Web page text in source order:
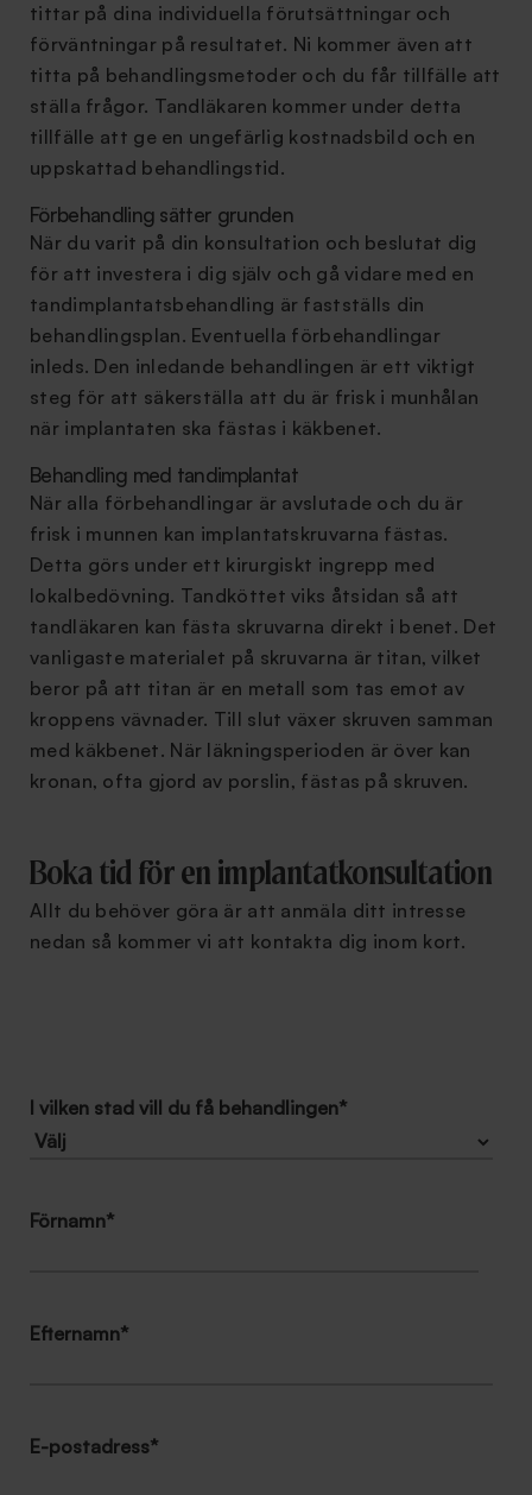
tittar på dina individuella förutsättningar och
förväntningar på resultatet. Ni kommer även att
titta på behandlingsmetoder och du får tillfälle att
ställa frågor. Tandläkaren kommer under detta
tillfälle att ge en ungefärlig kostnadsbild och en
uppskattad behandlingstid.
Förbehandling sätter grunden
När du varit på din konsultation och beslutat dig
för att investera i dig själv och gå vidare med en
tandimplantatsbehandling är fastställs din
behandlingsplan. Eventuella förbehandlingar
inleds. Den inledande behandlingen är ett viktigt
steg för att säkerställa att du är frisk i munhålan
när implantaten ska fästas i käkbenet.
Behandling med tandimplantat
När alla förbehandlingar är avslutade och du är
frisk i munnen kan implantatskruvarna fästas.
Detta görs under ett kirurgiskt ingrepp med
lokalbedövning. Tandköttet viks åtsidan så att
tandläkaren kan fästa skruvarna direkt i benet. Det
vanligaste materialet på skruvarna är titan, vilket
beror på att titan är en metall som tas emot av
kroppens vävnader. Till slut växer skruven samman
med käkbenet. När läkningsperioden är över kan
kronan, ofta gjord av porslin, fästas på skruven.
Boka tid för en implantatkonsultation
Allt du behöver göra är att anmäla ditt intresse
nedan så kommer vi att kontakta dig inom kort.
I vilken stad vill du få behandlingen*
Förnamn*
Efternamn*
E-postadress*